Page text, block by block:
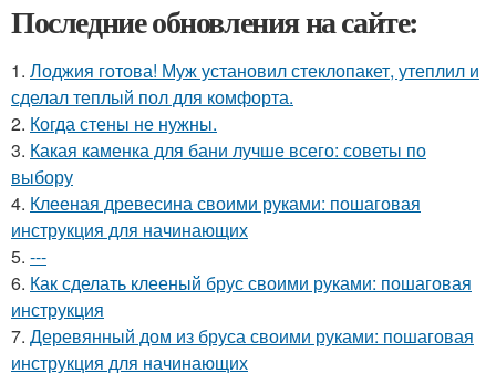
Последние обновления на сайте:
1. Лоджия готова! Муж установил стеклопакет, утеплил и
сделал теплый пол для комфорта.
2. Когда стены не нужны.
3. Какая каменка для бани лучше всего: советы по
выбору
4. Клееная древесина своими руками: пошаговая
инструкция для начинающих
5. ---
6. Как сделать клееный брус своими руками: пошаговая
инструкция
7. Деревянный дом из бруса своими руками: пошаговая
инструкция для начинающих